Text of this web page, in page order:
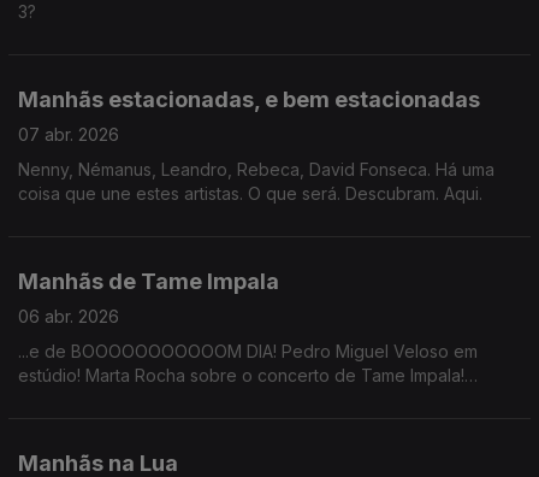
3?
Manhãs estacionadas, e bem estacionadas
07 abr. 2026
Nenny, Némanus, Leandro, Rebeca, David Fonseca. Há uma
coisa que une estes artistas. O que será. Descubram. Aqui.
Manhãs de Tame Impala
06 abr. 2026
...e de BOOOOOOOOOOOM DIA! Pedro Miguel Veloso em
estúdio! Marta Rocha sobre o concerto de Tame Impala!
Manhãs na Lua